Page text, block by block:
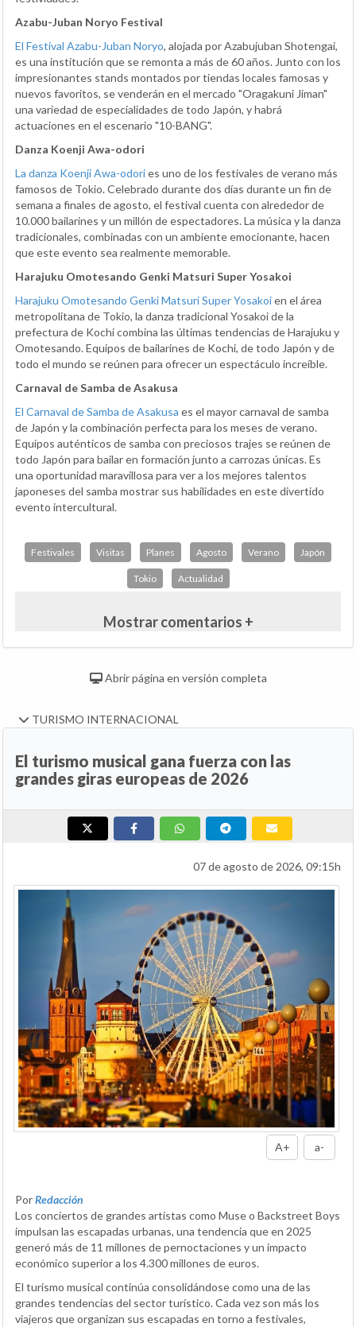
Azabu-Juban Noryo Festival
El Festival Azabu-Juban Noryo, alojada por Azabujuban Shotengai,
es una institución que se remonta a más de 60 años. Junto con los
impresionantes stands montados por tiendas locales famosas y
nuevos favoritos, se venderán en el mercado "Oragakuni Jiman"
una variedad de especialidades de todo Japón, y habrá
actuaciones en el escenario "10-BANG".
Danza Koenji Awa-odori
La danza Koenji Awa-odories uno de los festivales de verano más
famosos de Tokio. Celebrado durante dos días durante un fin de
semana a finales de agosto, el festival cuenta con alrededor de
10.000 bailarines y un millón de espectadores. La música y la danza
tradicionales, combinadas con un ambiente emocionante, hacen
que este evento sea realmente memorable.
Harajuku Omotesando Genki Matsuri Super Yosakoi
Harajuku Omotesando Genki Matsuri Super Yosakoien el área
metropolitana de Tokio, la danza tradicional Yosakoi de la
prefectura de Kochi combina las últimas tendencias de Harajuku y
Omotesando. Equipos de bailarines de Kochi, de todo Japón y de
todo el mundo se reúnen para ofrecer un espectáculo increíble.
Carnaval de Samba de Asakusa
El Carnaval de Samba de Asakusa es el mayor carnaval de samba
de Japón y la combinación perfecta para los meses de verano.
Equipos auténticos de samba con preciosos trajes se reúnen de
todo Japón para bailar en formación junto a carrozas únicas. Es
una oportunidad maravillosa para ver a los mejores talentos
japoneses del samba mostrar sus habilidades en este divertido
evento intercultural.
Festivales Visitas Planes Agosto Verano Japón
Tokio Actualidad
Mostrar comentarios +
Abrir página en versión completa
TURISMO INTERNACIONAL
El turismo musical gana fuerza con las
grandes giras europeas de 2026
07 de agosto de 2026, 09:15h
A+ a-
PorRedacción
Los conciertos de grandes artistas como Muse o Backstreet Boys
impulsan las escapadas urbanas, una tendencia que en 2025
generó más de 11 millones de pernoctaciones y un impacto
económico superior a los 4.300 millones de euros.
El turismo musical continúa consolidándose como una de las
grandes tendencias del sector turístico. Cada vez son más los
viajeros que organizan sus escapadas en torno a festivales,